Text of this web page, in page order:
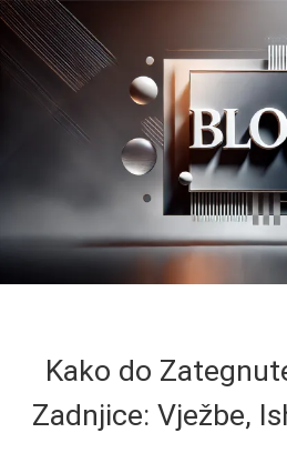
Kako do
Zadnjice: Vježbe,